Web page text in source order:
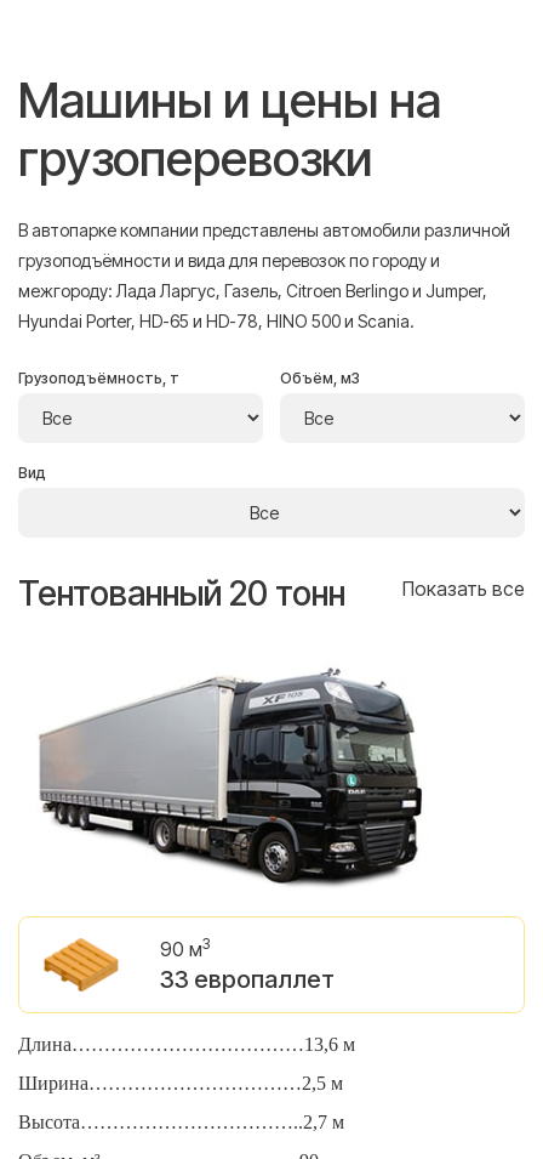
Машины и цены на
грузоперевозки
В автопарке компании представлены автомобили различной
грузоподъёмности и вида для перевозок по городу и
межгороду: Лада Ларгус, Газель, Citroen Berlingo и Jumper,
Hyundai Porter, HD-65 и HD-78, HINO 500 и Scania.
Грузоподъёмность, т Объём, м3
Вид
Тентованный 20 тонн Показать все
90 м3
33 европаллет
Длина………………………………13,6 м
Ширина……………………………2,5 м
Высота……………………………..2,7 м